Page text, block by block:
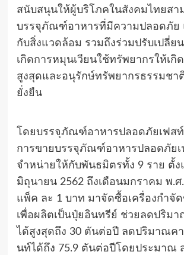
สนับสนุนให้ผู้บริโภคในสังคมไทยสา
บรรจุภัณฑ์อาหารที่มีความปลอดภัย
กับสิ่งแวดล้อม รวมถึงร่วมปรับเปลี่ย
เกิดการหมุนเวียนใช้ทรัพยากรให้เกิ
สูงสุดและอนุรักษ์ทรัพยากรธรรมชา
ยั่งยืน
โดยบรรจุภัณฑ์อาหารปลอดภัยเฟส
การขายบรรจุภัณฑ์อาหารปลอดภัย
จำหน่ายให้กับพันธมิตรทั้ง 9 ราย ตั้ง
มิถุนายน 2562 ถึงเดือนมกราคม พ.ศ
แพ็ค ละ 1 บาท มาจัดซื้อเครื่องกำจั
เพื่อผลิตเป็นปุ๋ยอินทรีย์ ช่วยลดปริม
ได้สูงสุดถึง 30 ตันต่อปี ลดปริมาณค
นท์ได้ถึง 75.9 ตันต่อปีโดยประมาณ